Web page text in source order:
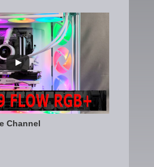
Channel